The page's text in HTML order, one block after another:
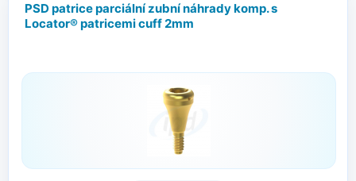
PSD patrice parciální zubní náhrady komp. s
Locator® patricemi cuff 2mm